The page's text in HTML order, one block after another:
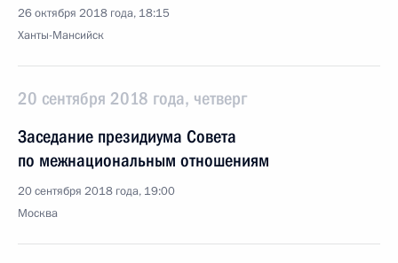
26 октября 2018 года, 18:15
Ханты-Мансийск
20 сентября 2018 года, четверг
Заседание президиума Совета
по межнациональным отношениям
20 сентября 2018 года, 19:00
Москва